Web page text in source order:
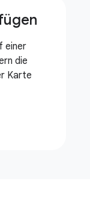
einer
die
Karte